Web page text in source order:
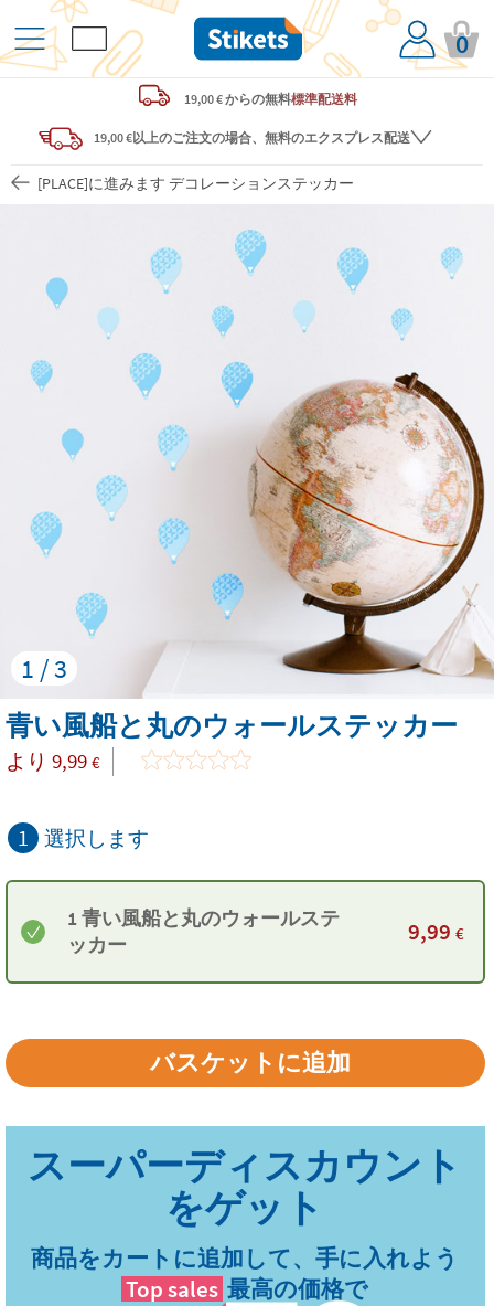
0
19,00 € からの無料標準配送料
19,00 €以上のご注文の場合、無料のエクスプレス配送
[PLACE]に進みます デコレーションステッカー
1 / 3
青い風船と丸のウォールステッカー
より 9,99 €
1 選択します
1 青い風船と丸のウォールステ
ッカー
9,99 €
商品をカートに追加して、手に入れよう
Top sales 最高の価格で